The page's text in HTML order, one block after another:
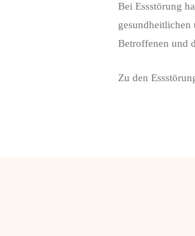
Bei Essstörung
Betroffenen und
Zu den